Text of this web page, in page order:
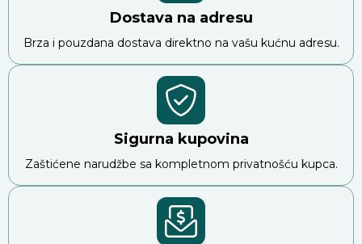
Dostava na adresu
Brza i pouzdana dostava direktno na vašu kućnu adresu.
Sigurna kupovina
Zaštićene narudžbe sa kompletnom privatnošću kupca.